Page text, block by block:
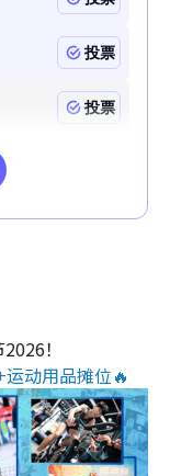
！
动用品摊位🔥